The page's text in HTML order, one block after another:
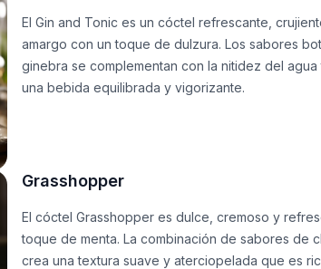
El Gin and Tonic es un cóctel refrescante,
amargo con un toque de dulzura. Los sabores
ginebra se complementan con la nitidez del
una bebida equilibrada y vigorizante.
Grasshopper
El cóctel Grasshopper es dulce, cremoso y
toque de menta. La combinación de sabores de
crea una textura suave y aterciopelada que es